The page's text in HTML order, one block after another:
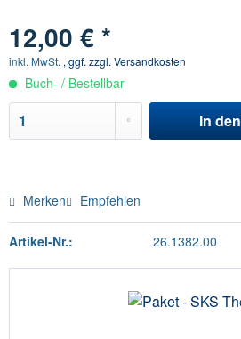
12,00 € *
inkl. MwSt. , ggf. zzgl. Versandkosten
Buch- / Bestellbar
In den
Merken Empfehlen
Artikel-Nr.: 26.1382.00